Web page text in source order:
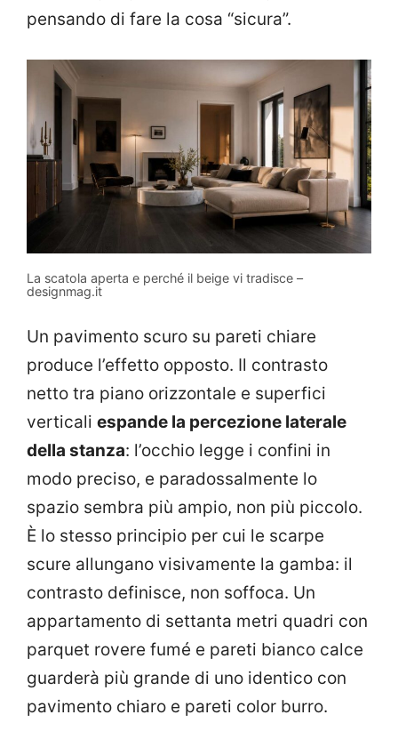
pensando di fare la cosa “sicura”.
La scatola aperta e perché il beige vi tradisce –
designmag.it
Un pavimento scuro su pareti chiare
produce l’effetto opposto. Il contrasto
netto tra piano orizzontale e superfici
verticali espande la percezione laterale
della stanza: l’occhio legge i confini in
modo preciso, e paradossalmente lo
spazio sembra più ampio, non più piccolo.
È lo stesso principio per cui le scarpe
scure allungano visivamente la gamba: il
contrasto definisce, non soffoca. Un
appartamento di settanta metri quadri con
parquet rovere fumé e pareti bianco calce
guarderà più grande di uno identico con
pavimento chiaro e pareti color burro.